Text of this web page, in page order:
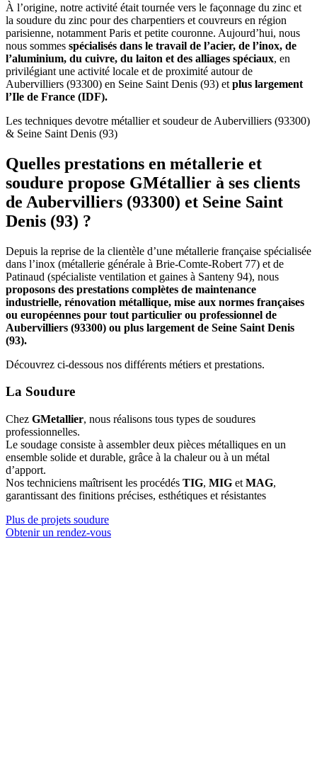
À l’origine, notre activité était tournée vers le façonnage du zinc et
la soudure du zinc pour des charpentiers et couvreurs en région
parisienne, notamment Paris et petite couronne. Aujourd’hui, nous
nous sommes spécialisés dans le travail de l’acier, de l’inox, de
l’aluminium, du cuivre, du laiton et des alliages spéciaux, en
privilégiant une activité locale et de proximité autour de
Aubervilliers (93300) en Seine Saint Denis (93) et plus largement
l’Ile de France (IDF).
Les techniques devotre métallier et soudeur de Aubervilliers (93300)
& Seine Saint Denis (93)
Quelles prestations en métallerie et
soudure propose GMétallier à ses clients
de Aubervilliers (93300) et Seine Saint
Denis (93) ?
Depuis la reprise de la clientèle d’une métallerie française spécialisée
dans l’inox (métallerie générale à Brie-Comte-Robert 77) et de
Patinaud (spécialiste ventilation et gaines à Santeny 94), nous
proposons des prestations complètes de maintenance
industrielle, rénovation métallique, mise aux normes françaises
ou européennes pour tout particulier ou professionnel de
Aubervilliers (93300) ou plus largement de Seine Saint Denis
(93).
Découvrez ci-dessous nos différents métiers et prestations.
La Soudure
Chez GMetallier, nous réalisons tous types de soudures
professionnelles.
Le soudage consiste à assembler deux pièces métalliques en un
ensemble solide et durable, grâce à la chaleur ou à un métal
d’apport.
Nos techniciens maîtrisent les procédés TIG, MIG et MAG,
garantissant des finitions précises, esthétiques et résistantes
Plus de projets soudure
Obtenir un rendez-vous